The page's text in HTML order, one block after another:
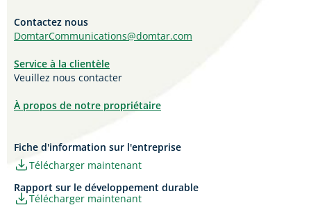
Contactez nous
DomtarCommunications@domtar.com
Service à la clientèle
Veuillez nous contacter
À propos de notre propriétaire
Fiche d'information sur l'entreprise
Télécharger maintenant
Rapport sur le développement durable
Télécharger maintenant